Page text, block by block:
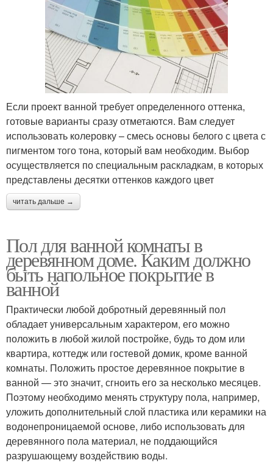
Если проект ванной требует определенного оттенка,
готовые варианты сразу отметаются. Вам следует
использовать колеровку – смесь основы белого с цвета с
пигментом того тона, который вам необходим. Выбор
осуществляется по специальным раскладкам, в которых
представлены десятки оттенков каждого цвет
читать дальше →
Пол для ванной комнаты в
деревянном доме. Каким должно
быть напольное покрытие в
ванной
Практически любой добротный деревянный пол
обладает универсальным характером, его можно
положить в любой жилой постройке, будь то дом или
квартира, коттедж или гостевой домик, кроме ванной
комнаты. Положить простое деревянное покрытие в
ванной — это значит, сгноить его за несколько месяцев.
Поэтому необходимо менять структуру пола, например,
уложить дополнительный слой пластика или керамики на
водонепроницаемой основе, либо использовать для
деревянного пола материал, не поддающийся
разрушающему воздействию воды.